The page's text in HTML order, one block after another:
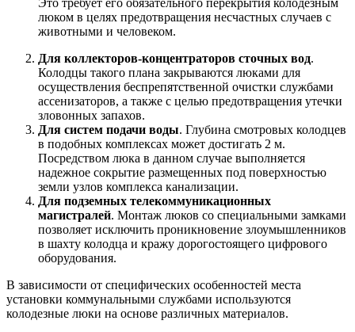
люком в целях предотвращения несчастных случаев с
животными и человеком.
Для коллекторов-концентраторов сточных вод.
Колодцы такого плана закрываются люками для
осуществления беспрепятственной очистки службами
ассенизаторов, а также с целью предотвращения утечки
зловонных запахов.
Для систем подачи воды. Глубина смотровых колодцев
в подобных комплексах может достигать 2 м.
Посредством люка в данном случае выполняется
надежное сокрытие размещенных под поверхностью
земли узлов комплекса канализации.
Для подземных телекоммуникационных
магистралей. Монтаж люков со специальными замками
позволяет исключить проникновение злоумышленников
в шахту колодца и кражу дорогостоящего цифрового
оборудования.
В зависимости от специфических особенностей места
установки коммунальными службами используются
колодезные люки на основе различных материалов.